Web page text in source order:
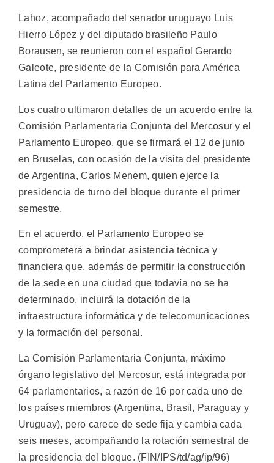
Lahoz, acompañado del senador uruguayo Luis
Hierro López y del diputado brasileño Paulo
Borausen, se reunieron con el español Gerardo
Galeote, presidente de la Comisión para América
Latina del Parlamento Europeo.
Los cuatro ultimaron detalles de un acuerdo entre la
Comisión Parlamentaria Conjunta del Mercosur y el
Parlamento Europeo, que se firmará el 12 de junio
en Bruselas, con ocasión de la visita del presidente
de Argentina, Carlos Menem, quien ejerce la
presidencia de turno del bloque durante el primer
semestre.
En el acuerdo, el Parlamento Europeo se
comprometerá a brindar asistencia técnica y
financiera que, además de permitir la construcción
de la sede en una ciudad que todavía no se ha
determinado, incluirá la dotación de la
infraestructura informática y de telecomunicaciones
y la formación del personal.
La Comisión Parlamentaria Conjunta, máximo
órgano legislativo del Mercosur, está integrada por
64 parlamentarios, a razón de 16 por cada uno de
los países miembros (Argentina, Brasil, Paraguay y
Uruguay), pero carece de sede fija y cambia cada
seis meses, acompañando la rotación semestral de
la presidencia del bloque. (FIN/IPS/td/ag/ip/96)